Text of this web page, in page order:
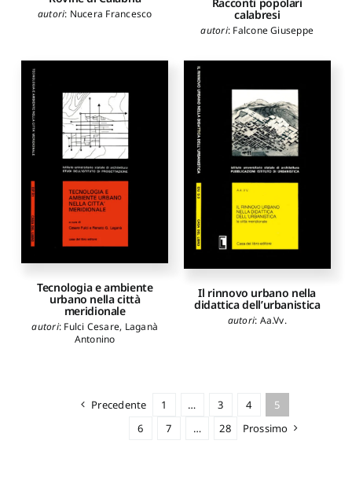
autori: Nucera Francesco
Racconti popolari
calabresi
autori: Falcone Giuseppe
Tecnologia e ambiente
urbano nella città
meridionale
autori: Fulci Cesare, Laganà
Antonino
Il rinnovo urbano nella
didattica dell’urbanistica
autori: Aa.Vv.
Precedente 1 … 3 4
5
6
7 … 28 Prossimo